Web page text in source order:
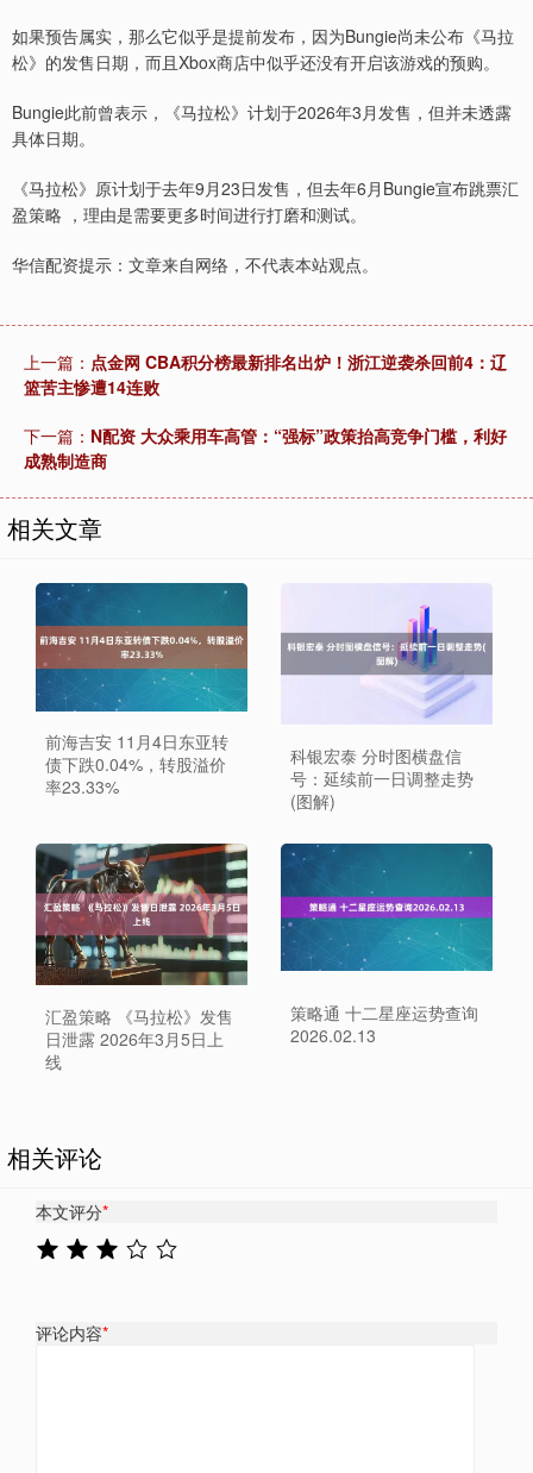
如果预告属实，那么它似乎是提前发布，因为Bungie尚未公布《马拉
松》的发售日期，而且Xbox商店中似乎还没有开启该游戏的预购。
Bungie此前曾表示，《马拉松》计划于2026年3月发售，但并未透露
具体日期。
《马拉松》原计划于去年9月23日发售，但去年6月Bungie宣布跳票汇
盈策略 ，理由是需要更多时间进行打磨和测试。
华信配资提示：文章来自网络，不代表本站观点。
上一篇： 点金网 CBA积分榜最新排名出炉！浙江逆袭杀回前4：辽
篮苦主惨遭14连败
下一篇： N配资 大众乘用车高管：“强标”政策抬高竞争门槛，利好
成熟制造商
相关文章
前海吉安 11月4日东亚转
债下跌0.04%，转股溢价
率23.33%
科银宏泰 分时图横盘信
号：延续前一日调整走势
(图解)
汇盈策略 《马拉松》发售
日泄露 2026年3月5日上
线
策略通 十二星座运势查询
2026.02.13
相关评论
本文评分*
评论内容*